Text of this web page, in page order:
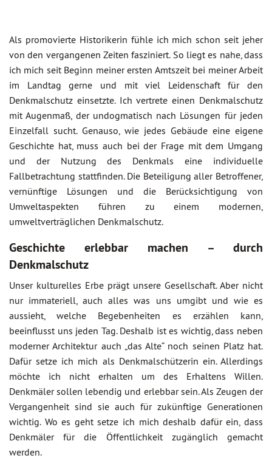
Als promovierte Historikerin fühle ich mich schon seit jeher
von den vergangenen Zeiten fasziniert. So liegt es nahe, dass
ich mich seit Beginn meiner ersten Amtszeit bei meiner Arbeit
im Landtag gerne und mit viel Leidenschaft für den
Denkmalschutz einsetzte. Ich vertrete einen Denkmalschutz
mit Augenmaß, der undogmatisch nach Lösungen für jeden
Einzelfall sucht. Genauso, wie jedes Gebäude eine eigene
Geschichte hat, muss auch bei der Frage mit dem Umgang
und der Nutzung des Denkmals eine individuelle
Fallbetrachtung stattfinden. Die Beteiligung aller Betroffener,
vernünftige Lösungen und die Berücksichtigung von
Umweltaspekten führen zu einem modernen,
umweltverträglichen Denkmalschutz.
Geschichte erlebbar machen – durch
Denkmalschutz
Unser kulturelles Erbe prägt unsere Gesellschaft. Aber nicht
nur immateriell, auch alles was uns umgibt und wie es
aussieht, welche Begebenheiten es erzählen kann,
beeinflusst uns jeden Tag. Deshalb ist es wichtig, dass neben
moderner Architektur auch „das Alte“ noch seinen Platz hat.
Dafür setze ich mich als Denkmalschützerin ein. Allerdings
möchte ich nicht erhalten um des Erhaltens Willen.
Denkmäler sollen lebendig und erlebbar sein. Als Zeugen der
Vergangenheit sind sie auch für zukünftige Generationen
wichtig. Wo es geht setze ich mich deshalb dafür ein, dass
Denkmäler für die Öffentlichkeit zugänglich gemacht
werden.